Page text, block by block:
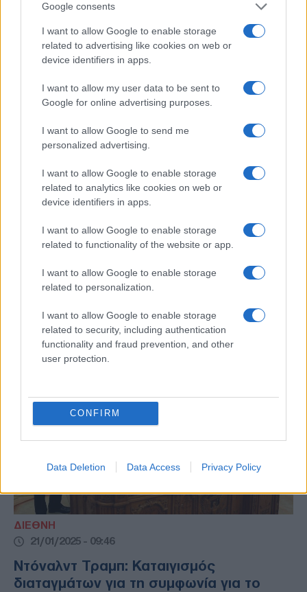
Google consents
I want to allow Google to enable storage
related to advertising like cookies on web or
device identifiers in apps.
I want to allow my user data to be sent to
Google for online advertising purposes.
I want to allow Google to send me
personalized advertising.
I want to allow Google to enable storage
related to analytics like cookies on web or
device identifiers in apps.
I want to allow Google to enable storage
related to functionality of the website or app.
I want to allow Google to enable storage
related to personalization.
I want to allow Google to enable storage
related to security, including authentication
functionality and fraud prevention, and other
user protection.
CONFIRM
Data Deletion Data Access Privacy Policy
ΠΟΛΙΤΙΚΗ
22/01/2025 - 08:30
Μητσοτάκης: Τι είπε για woke ατζέντα,
Τραμπ, ΝΑΤΟ, ΕΕ και συγκυβέρνηση
«Όχι» σε συγκυβέρνηση με κόμματα δεξιά
της ΝΔ, ξεκαθάρισε ο πρωθυπουργός στη
Ενρίκο Λέτα
ΔΙΕΘΝΗ
21/01/2025 - 09:46
Ντόναλντ Τραμπ: Καταιγισμός
διαταγμάτων για τη συμφωνία για το